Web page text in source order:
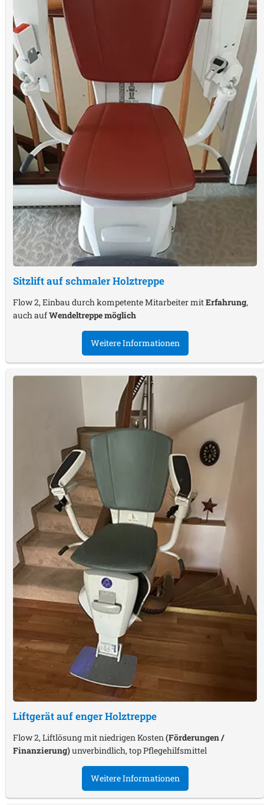
Sitzlift auf schmaler Holztreppe
Flow 2, Einbau durch kompetente Mitarbeiter mitErfahrung,
auch aufWendeltreppe möglich
Weitere Informationen
Liftgerät auf enger Holztreppe
Flow 2, Liftlösung mit niedrigen Kosten (Förderungen /
Finanzierung)unverbindlich, top Pflegehilfsmittel
Weitere Informationen